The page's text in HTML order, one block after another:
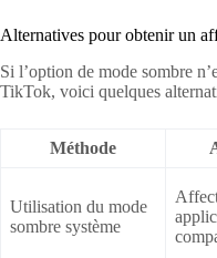
Alternatives pour obtenir un
Si l’option de mode sombre
TikTok, voici quelques
Méthode
Utilisation du mode
sombre système